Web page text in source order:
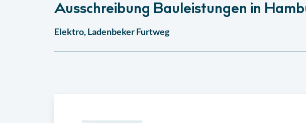
Ausschreibung Bauleistungen in
Elektro, Ladenbeker Furtweg